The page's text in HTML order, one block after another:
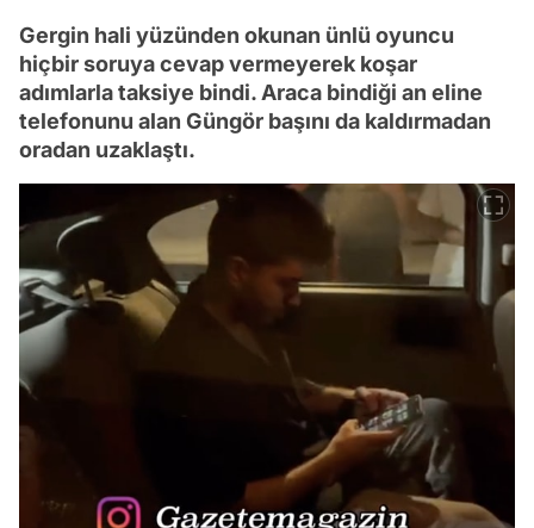
Gergin hali yüzünden okunan ünlü oyuncu
hiçbir soruya cevap vermeyerek koşar
adımlarla taksiye bindi. Araca bindiği an eline
telefonunu alan Güngör başını da kaldırmadan
oradan uzaklaştı.